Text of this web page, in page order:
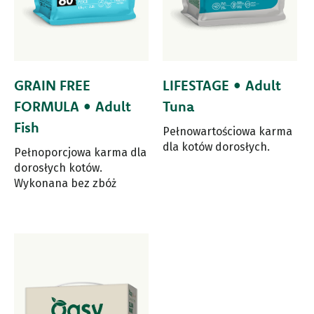
GRAIN FREE
FORMULA • Adult
Fish
Pełnoporcjowa karma dla
dorosłych kotów.
Wykonana bez zbóż
LIFESTAGE • Adult
Tuna
Pełnowartościowa karma
dla kotów dorosłych.